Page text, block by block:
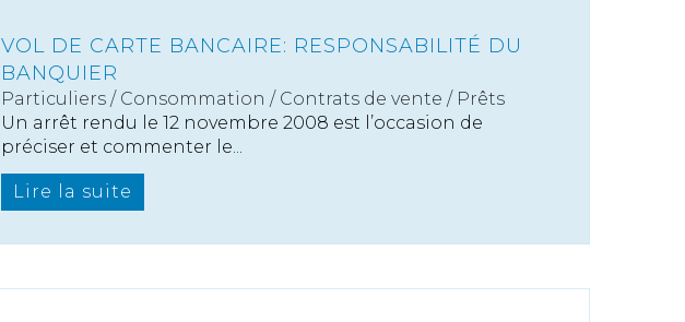
VOL DE CARTE BANCAIRE: RESPONSABILITÉ DU
BANQUIER
Particuliers / Consommation / Contrats de vente / Prêts
Un arrêt rendu le 12 novembre 2008 est l’occasion de
préciser et commenter le...
Lire la suite